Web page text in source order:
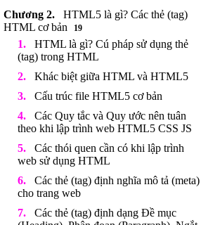
HTML5 là gì? Các thẻ (tag)
HTML cơ bản
19
HTML là gì? Cú pháp sử dụng thẻ
(tag) trong HTML
Khác biệt giữa HTML và HTML5
Cấu trúc file HTML5 cơ bản
Các Quy tắc và Quy ước nên tuân
theo khi lập trình web HTML5 CSS JS
Các thói quen cần có khi lập trình
web sử dụng HTML
Các thẻ (tag) định nghĩa mô tả (meta)
cho trang web
Các thẻ (tag) định dạng Đề mục